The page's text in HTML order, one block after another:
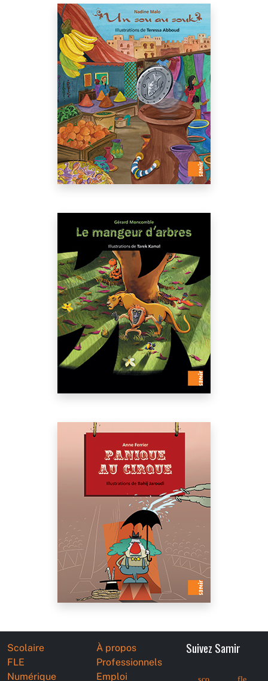
Scolaire
FLE
Numérique
À propos
Professionnels
Emploi
Suivez Samir
sco fle